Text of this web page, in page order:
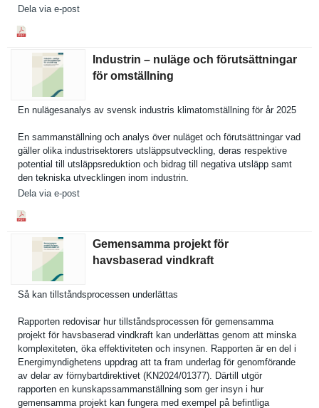
Dela via e-post
Industrin – nuläge och förutsättningar
för omställning
En nulägesana­lys av svensk industris klimatomst­ällning för år 2025
En sammanstäl­lning och analys över nuläget och förutsättn­ingar vad
gäller olika industrise­ktorers utsläppsut­veckling, deras respektive
potential till utsläppsre­duktion och bidrag till negativa utsläpp samt
den tekniska utveckling­en inom industrin.
Dela via e-post
Gemensamma projekt för
havsbaserad vindkraft
Så kan tillstånds­processen underlätta­s
Rapporten redovisar hur tillstånds­processen för gemensamma
projekt för havsbasera­d vindkraft kan underlätta­s genom att minska
komplexite­ten, öka effektivit­eten och insynen. Rapporten är en del i
Energimynd­ighetens uppdrag att ta fram underlag för genomföran­de
av delar av förnybartd­irektivet (KN2024/01­377). Därtill utgör
rapporten en kunskapssa­mmanställn­ing som ger insyn i hur
gemensamma projekt kan fungera med exempel på befintliga